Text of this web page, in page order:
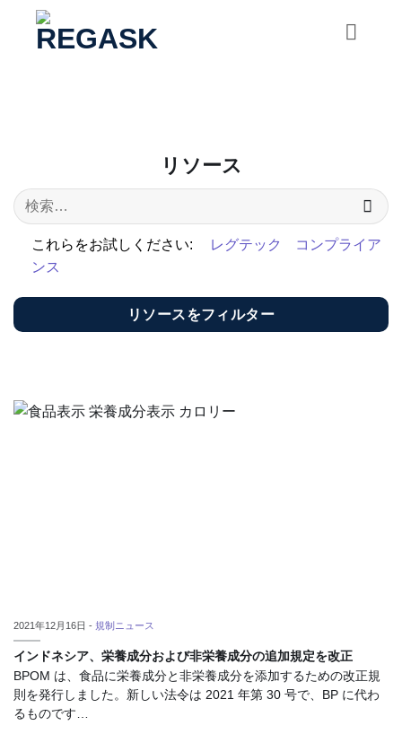
プ
リソース
これらをお試しください: レグテック
コンプライア
ンス
リソースをフィルター
2021年12月16日 - 規制ニュース
インドネシア、栄養成分および非栄養成分の追加規定を改正
BPOM は、食品に栄養成分と非栄養成分を添加するための改正規
則を発行しました。新しい法令は 2021 年第 30 号で、BP に代わ
るものです…